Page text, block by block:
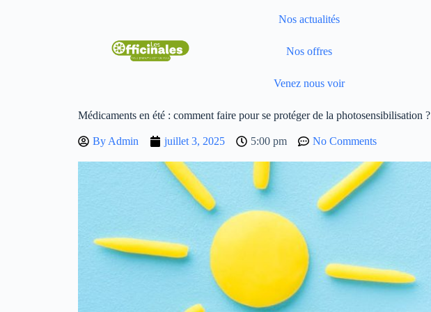
Nos actualités
Nos offres
Venez nous voir
Médicaments en été : comment faire pour se protéger de la photosensibilisation ?
By Admin juillet 3, 2025 5:00 pm No Comments